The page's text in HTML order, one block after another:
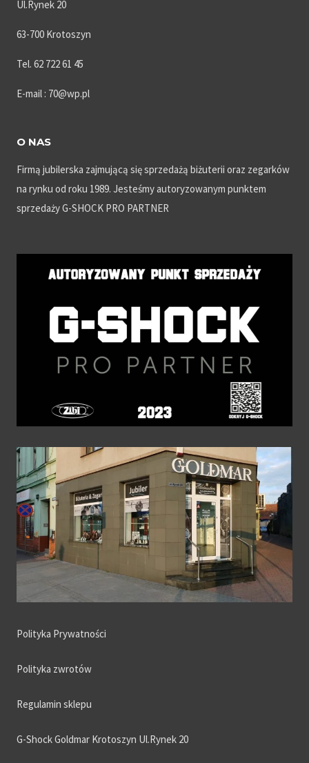
Ul.Rynek 20
63-700 Krotoszyn
Tel. 62 722 61 45
E-mail : 70@wp.pl
O NAS
Firmą jubilerska zajmującą się sprzedażą biżuterii oraz zegarków
na rynku od roku 1989. Jesteśmy autoryzowanym punktem
sprzedaży G-SHOCK PRO PARTNER
Polityka Prywatności
Polityka zwrotów
Regulamin sklepu
G-Shock Goldmar Krotoszyn Ul.Rynek 20